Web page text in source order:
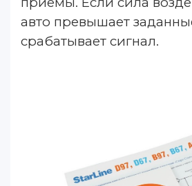
авто превышает
срабатывает сигнал.